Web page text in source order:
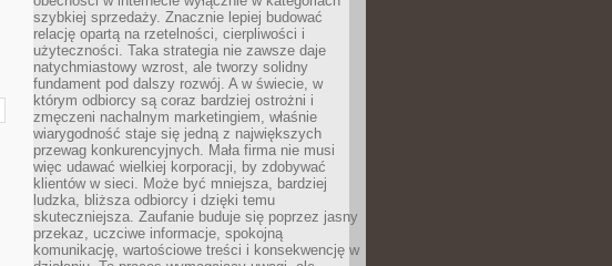
szybkiej sprzedaży. Znacznie lepiej budować
relację opartą na rzetelności, cierpliwości i
użyteczności. Taka strategia nie zawsze daje
natychmiastowy wzrost, ale tworzy solidny
fundament pod dalszy rozwój. A w świecie, w
którym odbiorcy są coraz bardziej ostrożni i
zmęczeni nachalnym marketingiem, właśnie
wiarygodność staje się jedną z największych
przewag konkurencyjnych. Mała firma nie musi
więc udawać wielkiej korporacji, by zdobywać
klientów w sieci. Może być mniejsza, bardziej
ludzka, bliższa odbiorcy i dzięki temu
skuteczniejsza. Zaufanie buduje się poprzez jasny
przekaz, uczciwe informacje, spokojną
komunikację, wartościowe treści i konsekwencję w